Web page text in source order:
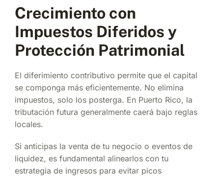
Crecimiento con
Impuestos Diferidos y
Protección Patrimonial
El diferimiento contributivo permite que el capital
se componga más eficientemente. No elimina
impuestos, solo los posterga. En Puerto Rico, la
tributación futura generalmente caerá bajo reglas
locales.
Si anticipas la venta de tu negocio o eventos de
liquidez, es fundamental alinearlos con tu
estrategia de ingresos para evitar picos